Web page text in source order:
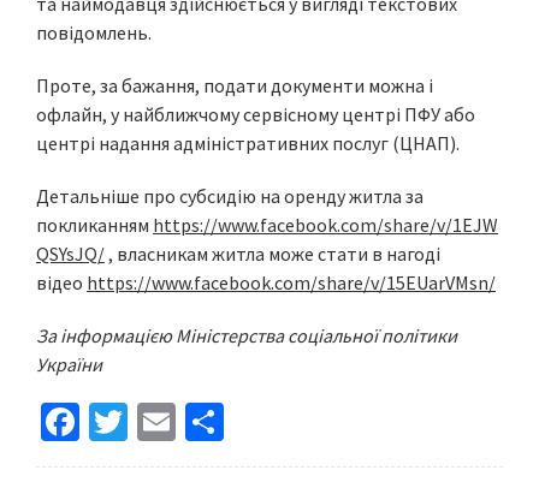
повідомлень.
Проте, за бажання, подати документи можна і
офлайн, у найближчому сервісному центрі ПФУ або
центрі надання адміністративних послуг (ЦНАП).
Детальніше про субсидію на оренду житла за
покликанням https://www.facebook.com/share/v/1EJW
QSYsJQ/, власникам житла може стати в нагоді
відео https://www.facebook.com/share/v/15EUarVMsn/
За інформацією Міністерства соціальної політики
України
Fa
ce
T
wi
E
m h